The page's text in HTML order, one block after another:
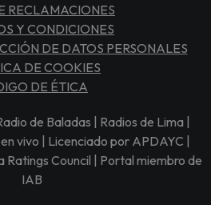
RECLAMACIONES
Y CONDICIONES
DE DATOS PERSONALES
DE COOKIES
DE ÉTICA
de Baladas | Radios de Lima |
vivo | Licenciado por APDAYC |
Council | Portal miembro de
IAB